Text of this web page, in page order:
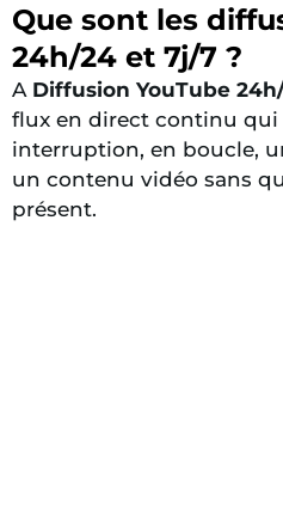
Que sont les
24h/24 et 7j/7 ?
A Diffusion YouTube
flux en direct continu qui
interruption, en boucle,
un contenu vidéo sans
présent.